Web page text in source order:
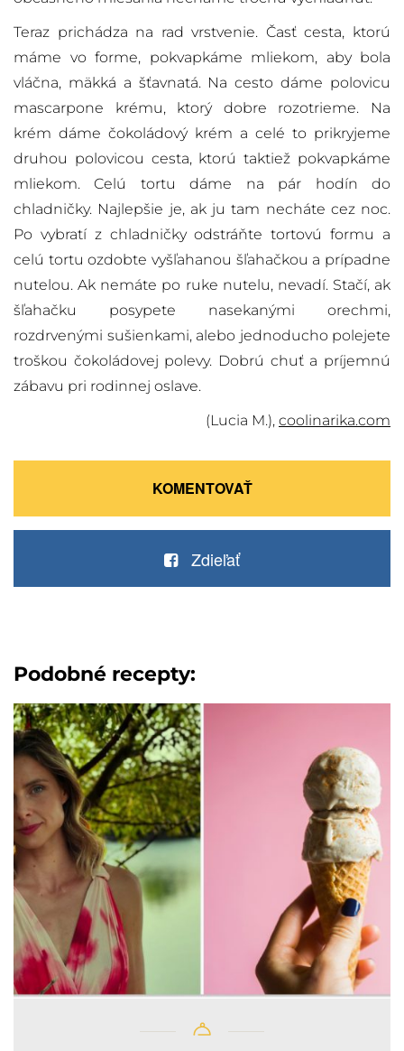
Teraz prichádza na rad vrstvenie. Časť cesta, ktorú
máme vo forme, pokvapkáme mliekom, aby bola
vláčna, mäkká a šťavnatá. Na cesto dáme polovicu
mascarpone krému, ktorý dobre rozotrieme. Na
krém dáme čokoládový krém a celé to prikryjeme
druhou polovicou cesta, ktorú taktiež pokvapkáme
mliekom. Celú tortu dáme na pár hodín do
chladničky. Najlepšie je, ak ju tam necháte cez noc.
Po vybratí z chladničky odstráňte tortovú formu a
celú tortu ozdobte vyšľahanou šľahačkou a prípadne
nutelou. Ak nemáte po ruke nutelu, nevadí. Stačí, ak
šľahačku posypete nasekanými orechmi,
rozdrvenými sušienkami, alebo jednoducho polejete
troškou čokoládovej polevy. Dobrú chuť a príjemnú
zábavu pri rodinnej oslave.
(Lucia M.), coolinarika.com
KOMENTOVAŤ
Zdieľať
Podobné recepty: